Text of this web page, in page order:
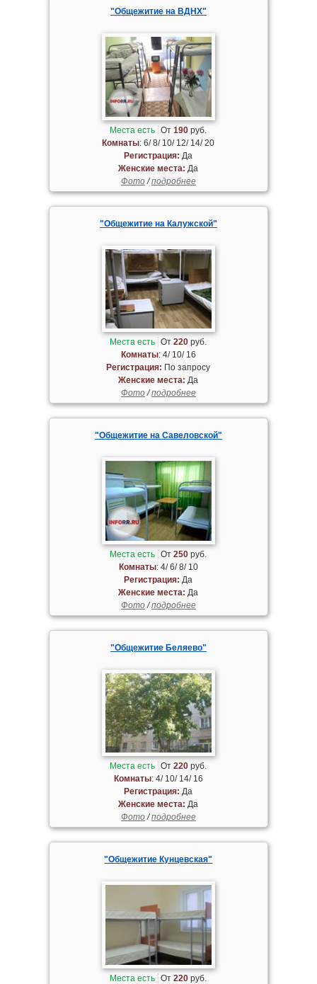
"Общежитие на ВДНХ"
Места есть От190 руб.
Комнаты: 6/ 8/ 10/ 12/ 14/ 20
Регистрация: Да
Женские места: Да
Фото/подробнее
"Общежитие на Калужской"
Места есть От220 руб.
Комнаты: 4/ 10/ 16
Регистрация: По запросу
Женские места: Да
Фото/подробнее
"Общежитие на Савеловской"
Места есть От250 руб.
Комнаты: 4/ 6/ 8/ 10
Регистрация: Да
Женские места: Да
Фото/подробнее
"Общежитие Беляево"
Места есть От220 руб.
Комнаты: 4/ 10/ 14/ 16
Регистрация: Да
Женские места: Да
Фото/подробнее
"Общежитие Кунцевская"
Места есть От220 руб.